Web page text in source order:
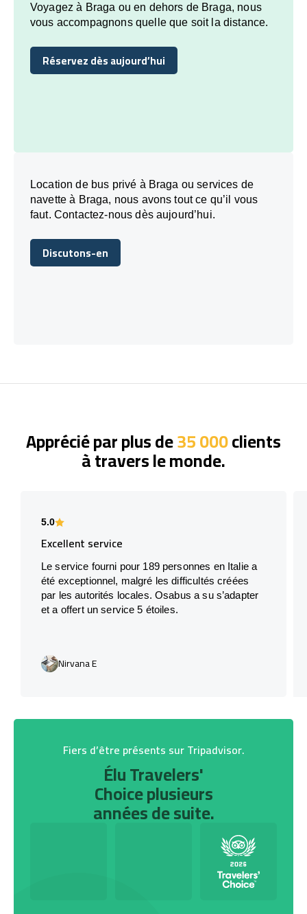
Voyagez à Braga ou en dehors de Braga, nous
vous accompagnons quelle que soit la distance.
Réservez dès aujourd’hui
Réservez dès aujourd’hui
Location de bus privé à Braga ou services de
navette à Braga, nous avons tout ce qu’il vous
faut. Contactez-nous dès aujourd’hui.
Discutons-en
Discutons-en
Apprécié par plus de35 000clients
à travers le monde.
5.0
Excellent service
Le service fourni pour 189 personnes en Italie a
été exceptionnel, malgré les difficultés créées
par les autorités locales. Osabus a su s’adapter
et a offert un service 5 étoiles.
Nirvana E
Fiers d’être présents sur Tripadvisor.
Élu Travelers'
Choice plusieurs
années de suite.